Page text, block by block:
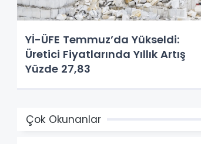
Yİ-ÜFE Temmuz’da Yükseldi:
Üretici Fiyatlarında Yıllık Artış
Yüzde 27,83
Çok Okunanlar